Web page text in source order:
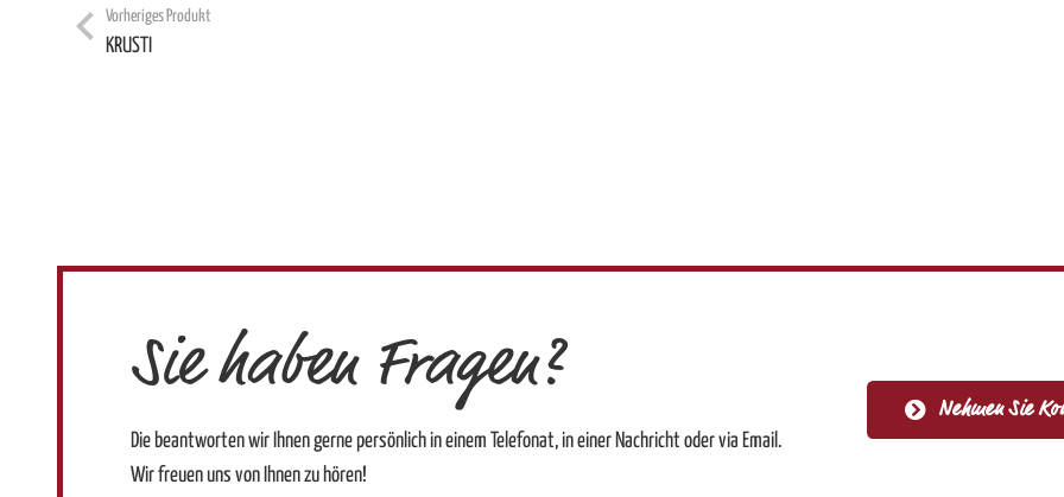
Vorheriges Produkt
KRUSTI
Sie haben Fragen?
Die beantworten wir Ihnen gerne persönlich in einem Telefonat, in einer Nachricht oder via Email.
Wir freuen uns von Ihnen zu hören!
Nehmen Sie